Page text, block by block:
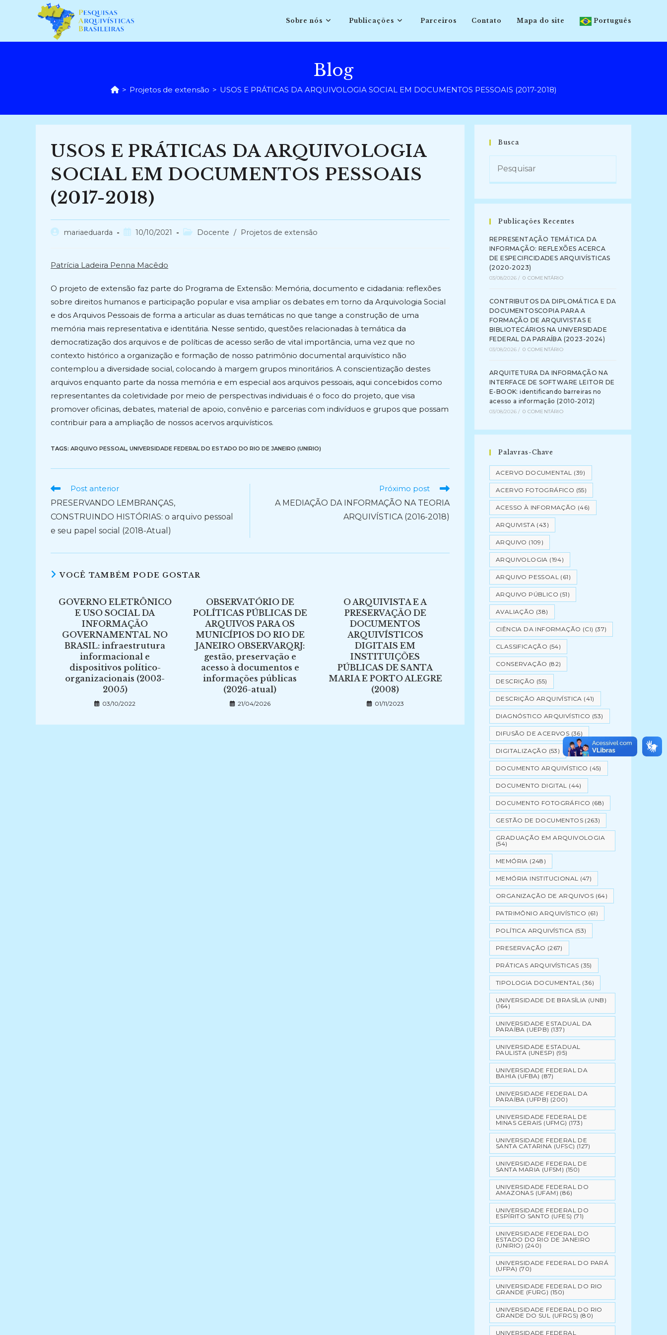
conteúdo
Sobre nós Publicações Parceiros Contato Mapa do site Português
Blog
> Projetos de extensão > USOS E PRÁTICAS DA ARQUIVOLOGIA SOCIAL EM DOCUMENTOS PESSOAIS (2017-2018)
USOS E PRÁTICAS DA ARQUIVOLOGIA
SOCIAL EM DOCUMENTOS PESSOAIS
(2017-2018)
Autormariaeduarda
Post10/10/2021
Categoria
Docente / Projetos de extensão
Patrícia Ladeira Penna Macêdo
O projeto de extensão faz parte do Programa de Extensão: Memória, documento e cidadania: reflexões
sobre direitos humanos e participação popular e visa ampliar os debates em torno da Arquivologia Social
e dos Arquivos Pessoais de forma a articular as duas temáticas no que tange a construção de uma
memória mais representativa e identitária. Nesse sentido, questões relacionadas à temática da
democratização dos arquivos e de políticas de acesso serão de vital importância, uma vez que no
contexto histórico a organização e formação de nosso patrimônio documental arquivístico não
contemplou a diversidade social, colocando à margem grupos minoritários. A conscientização destes
arquivos enquanto parte da nossa memória e em especial aos arquivos pessoais, aqui concebidos como
representantes da coletividade por meio de perspectivas individuais é o foco do projeto, que visa
promover oficinas, debates, material de apoio, convênio e parcerias com indivíduos e grupos que possam
contribuir para a ampliação de nossos acervos arquivísticos.
TAGS: ARQUIVO PESSOAL, UNIVERSIDADE FEDERAL DO ESTADO DO RIO DE JANEIRO (UNIRIO)
Ler
artigos
Post anterior
PRESERVANDO LEMBRANÇAS,
CONSTRUINDO HISTÓRIAS: o arquivo pessoal
e seu papel social (2018-Atual)
Próximo post
A MEDIAÇÃO DA INFORMAÇÃO NA TEORIA
ARQUIVÍSTICA (2016-2018)
VOCÊ TAMBÉM PODE GOSTAR
GOVERNO ELETRÔNICO
E USO SOCIAL DA
INFORMAÇÃO
GOVERNAMENTAL NO
BRASIL: infraestrutura
informacional e
dispositivos político-
organizacionais (2003-
2005)
03/10/2022
OBSERVATÓRIO DE
POLÍTICAS PÚBLICAS DE
ARQUIVOS PARA OS
MUNICÍPIOS DO RIO DE
JANEIRO OBSERVARQRJ:
gestão, preservação e
acesso à documentos e
informações públicas
(2026-atual)
21/04/2026
O ARQUIVISTA E A
PRESERVAÇÃO DE
DOCUMENTOS
ARQUIVÍSTICOS
DIGITAIS EM
INSTITUIÇÕES
PÚBLICAS DE SANTA
MARIA E PORTO ALEGRE
(2008)
01/11/2023
Busca
Publicações Recentes
REPRESENTAÇÃO TEMÁTICA DA
INFORMAÇÃO: REFLEXÕES ACERCA
DE ESPECIFICIDADES ARQUIVÍSTICAS
(2020-2023)
03/08/2026 / 0 COMENTÁRIO
CONTRIBUTOS DA DIPLOMÁTICA E DA
DOCUMENTOSCOPIA PARA A
FORMAÇÃO DE ARQUIVISTAS E
BIBLIOTECÁRIOS NA UNIVERSIDADE
FEDERAL DA PARAÍBA (2023-2024)
03/08/2026 / 0 COMENTÁRIO
ARQUITETURA DA INFORMAÇÃO NA
INTERFACE DE SOFTWARE LEITOR DE
E-BOOK: identificando barreiras no
acesso a informação (2010-2012)
03/08/2026 / 0 COMENTÁRIO
Palavras-Chave
ACERVO DOCUMENTAL (39)
ACERVO FOTOGRÁFICO (55)
ACESSO À INFORMAÇÃO (46)
ARQUIVISTA (43)
ARQUIVO (109)
ARQUIVOLOGIA (194)
ARQUIVO PESSOAL (61)
ARQUIVO PÚBLICO (51)
AVALIAÇÃO (38)
CIÊNCIA DA INFORMAÇÃO (CI) (37)
CLASSIFICAÇÃO (54)
CONSERVAÇÃO (82)
DESCRIÇÃO (55)
DESCRIÇÃO ARQUIVÍSTICA (41)
DIAGNÓSTICO ARQUIVÍSTICO (53)
DIFUSÃO DE ACERVOS (36)
DIGITALIZAÇÃO (53)
DOCUMENTO ARQUIVÍSTICO (45)
DOCUMENTO DIGITAL (44)
DOCUMENTO FOTOGRÁFICO (68)
GESTÃO DE DOCUMENTOS (263)
GRADUAÇÃO EM ARQUIVOLOGIA
(54)
MEMÓRIA (248)
MEMÓRIA INSTITUCIONAL (47)
ORGANIZAÇÃO DE ARQUIVOS (64)
PATRIMÔNIO ARQUIVÍSTICO (61)
POLÍTICA ARQUIVÍSTICA (53)
PRESERVAÇÃO (267)
PRÁTICAS ARQUIVÍSTICAS (35)
TIPOLOGIA DOCUMENTAL (36)
UNIVERSIDADE DE BRASÍLIA (UNB)
(164)
UNIVERSIDADE ESTADUAL DA
PARAÍBA (UEPB) (137)
UNIVERSIDADE ESTADUAL
PAULISTA (UNESP) (95)
UNIVERSIDADE FEDERAL DA
BAHIA (UFBA) (87)
UNIVERSIDADE FEDERAL DA
PARAÍBA (UFPB) (200)
UNIVERSIDADE FEDERAL DE
MINAS GERAIS (UFMG) (173)
UNIVERSIDADE FEDERAL DE
SANTA CATARINA (UFSC) (127)
UNIVERSIDADE FEDERAL DE
SANTA MARIA (UFSM) (150)
UNIVERSIDADE FEDERAL DO
AMAZONAS (UFAM) (86)
UNIVERSIDADE FEDERAL DO
ESPÍRITO SANTO (UFES) (71)
UNIVERSIDADE FEDERAL DO
ESTADO DO RIO DE JANEIRO
(UNIRIO) (240)
UNIVERSIDADE FEDERAL DO PARÁ
(UFPA) (70)
UNIVERSIDADE FEDERAL DO RIO
GRANDE (FURG) (150)
UNIVERSIDADE FEDERAL DO RIO
GRANDE DO SUL (UFRGS) (80)
UNIVERSIDADE FEDERAL